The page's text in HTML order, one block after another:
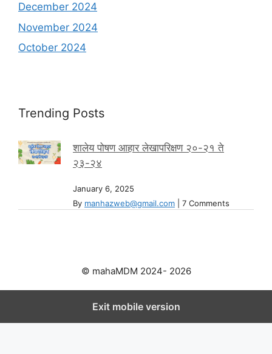
December 2024
November 2024
October 2024
Trending Posts
शालेय पोषण आहार लेखापरिक्षण २०-२१ ते
२३-२४
January 6, 2025
By manhazweb@gmail.com 7 Comments
© mahaMDM 2024- 2026
Exit mobile version